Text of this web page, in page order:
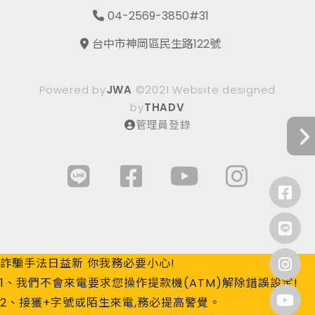
04-2569-3850#31
台中市神岡區民生路122號
Powered byJWA ©2021 Website designed
byTHADV
管理員登錄
詐騙手法日益新 你我務必要小心!
1、我們不會來電要求您操作提款機(ATM)解除錯誤設定!
2、接獲+字號或陌生來電,務必提高警覺。